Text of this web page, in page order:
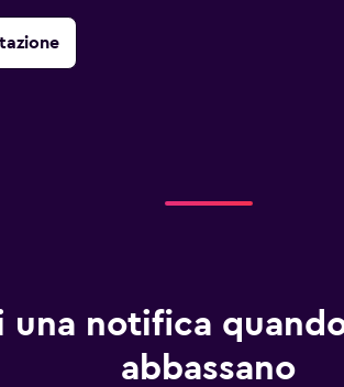
una notifica
abbassano